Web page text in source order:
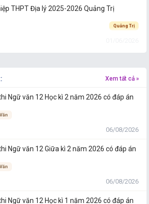
THPT Địa lý 2025-2026 Quảng Trị
Quảng Trị
Gia Lai
THPT Địa lý 2025-2026 Đắk Lắk
Đắk Lắk
THPT Địa lý 2025-2026 Vĩnh Long
Vĩnh Long
Xem tất cả »
Ngữ văn 12 Học kì 2 năm 2026 có đáp án
Văn
06/08/2026
Ngữ văn 12 Giữa kì 2 năm 2026 có đáp án
Văn
06/08/2026
Ngữ văn 12 Học kì 1 năm 2026 có đáp án